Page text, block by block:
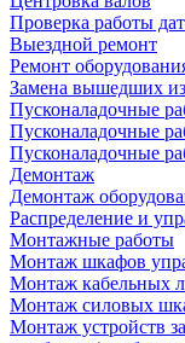
Проверка работы
Выездной ремонт
Ремонт
Замена вышедших из
Пусконаладочные
Пусконаладочные
Пусконаладочные
Демонтаж
Демонтаж
Распределение и
Монтажные работы
Монтаж шкафов
Монтаж кабельных
Монтаж силовых
Монтаж устройств